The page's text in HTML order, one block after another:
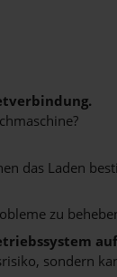
das Laden
zu
sondern